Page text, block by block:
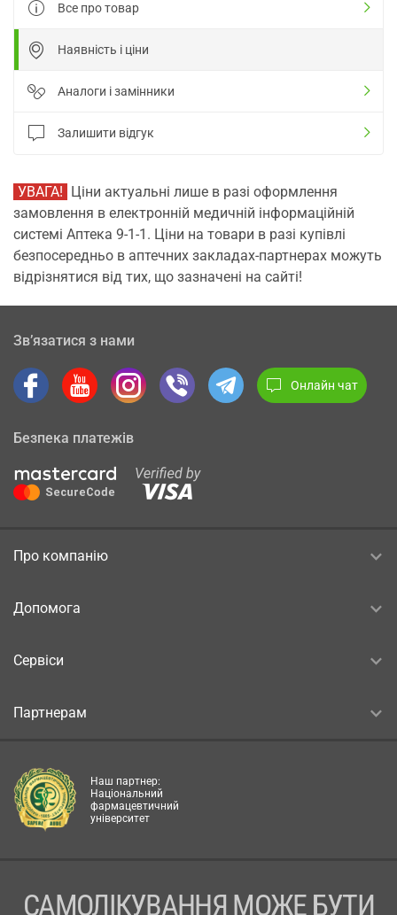
Все про товар
Наявність і ціни
Аналоги і замінники
Залишити відгук
УВАГА! Ціни актуальні лише в разі оформлення
замовлення в електронній медичній інформаційній
системі Аптека 9-1-1. Ціни на товари в разі купівлі
безпосередньо в аптечних закладах-партнерах можуть
відрізнятися від тих, що зазначені на сайті!
Зв’язатися з нами
Онлайн чат
Безпека платежів
Про компанію
Допомога
Сервіси
Партнерам
Наш партнер:
Національний
фармацевтичний
університет
САМОЛІКУВАННЯ МОЖЕ БУТИ